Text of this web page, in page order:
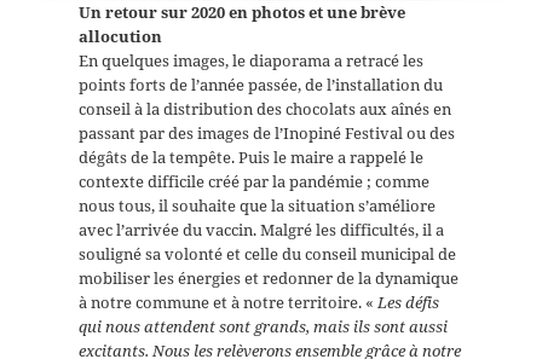
Un retour sur 2020 en photos et une brève
allocution
En quelques images, le diaporama a retracé les
points forts de l’année passée, de l’installation du
conseil à la distribution des chocolats aux aînés en
passant par des images de l’Inopiné Festival ou des
dégâts de la tempête. Puis le maire a rappelé le
contexte difficile créé par la pandémie ; comme
nous tous, il souhaite que la situation s’améliore
avec l’arrivée du vaccin. Malgré les difficultés, il a
souligné sa volonté et celle du conseil municipal de
mobiliser les énergies et redonner de la dynamique
à notre commune et à notre territoire. « Les défis
qui nous attendent sont grands, mais ils sont aussi
excitants. Nous les relèverons ensemble grâce à notre